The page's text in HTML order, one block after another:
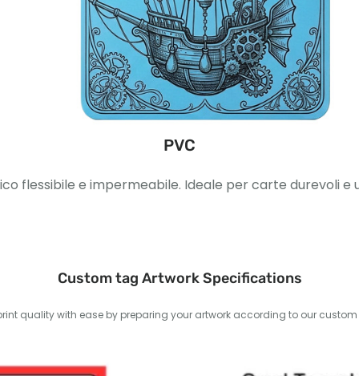
PVC
flessibile e impermeabile. Ideale per carte durevoli e
Custom tag Artwork Specifications
quality with ease by preparing your artwork according to our